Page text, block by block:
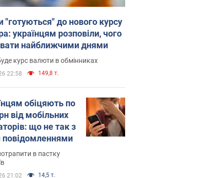
"готуються" до нового курсу
українцям розповіли, чого
найближчими днями
курс валюти в обмінниках
22:58 149,8 т.
обіцяють по
від мобільних
що не так з
в пастку
21:02 14,5 т.